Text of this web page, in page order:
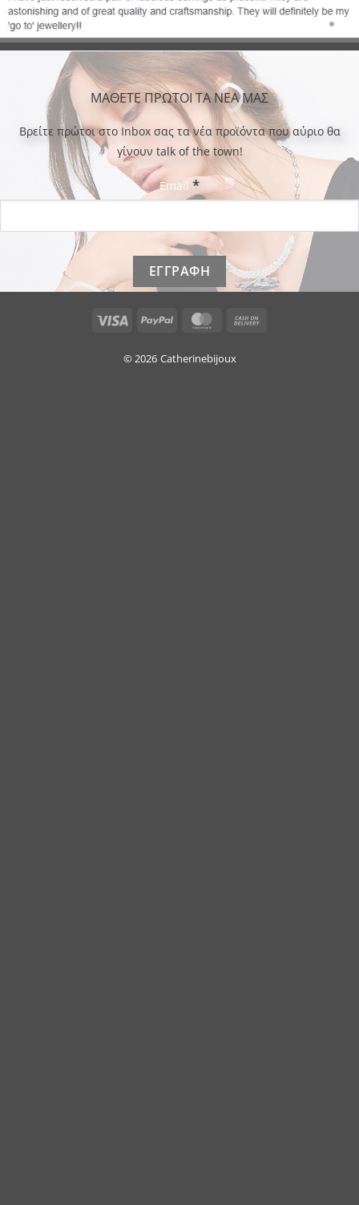
ΜΑΘΕΤΕ ΠΡΩΤΟΙ ΤΑ ΝΕΑ ΜΑΣ
Bρείτε πρώτοι στο Inbox σας τα νέα προϊόντα που αύριο θα
γίνουν talk of the town!
Email *
Visa PayPal MasterCard
© 2026 Catherinebijoux